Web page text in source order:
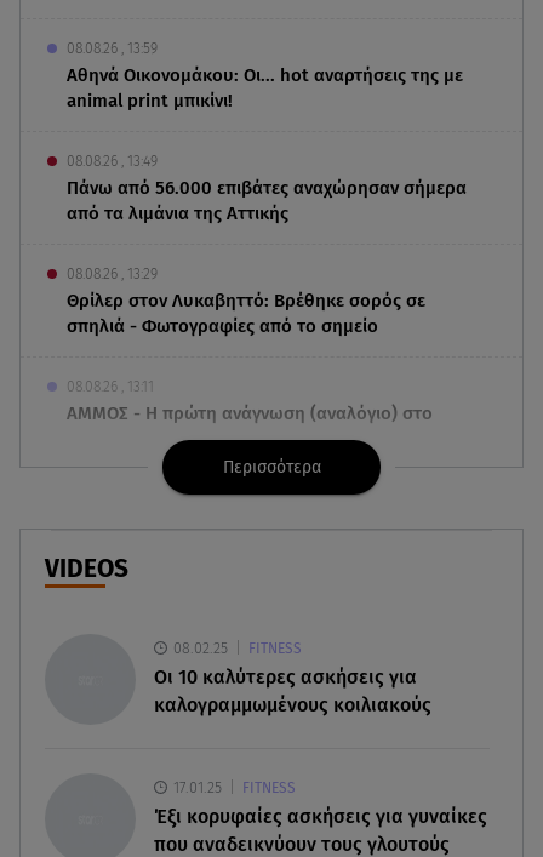
08.08.26 , 13:59
Αθηνά Οικονομάκου: Οι... hot αναρτήσεις της με
animal print μπικίνι!
08.08.26 , 13:49
Πάνω από 56.000 επιβάτες αναχώρησαν σήμερα
από τα λιμάνια της Αττικής
08.08.26 , 13:29
Θρίλερ στον Λυκαβηττό: Βρέθηκε σορός σε
σπηλιά - Φωτογραφίες από το σημείο
08.08.26 , 13:11
ΑΜΜΟΣ - Η πρώτη ανάγνωση (αναλόγιο) στο
θέατρο Άβατον
Σέρρες: Απόσπαση προσοχής ή απειρία πίσω από
MG Motor Greece: «Απογειώνεται» στο Athens
ασέλγειας σε ανήλικη
08.08.26 , 12:30
Περισσότερα
VIDEOS
08.02.25 FITNESS
Oι 10 καλύτερες ασκήσεις για
καλογραμμωμένους κοιλιακούς
17.01.25 FITNESS
Έξι κορυφαίες ασκήσεις για γυναίκες
που αναδεικνύουν τους γλουτούς